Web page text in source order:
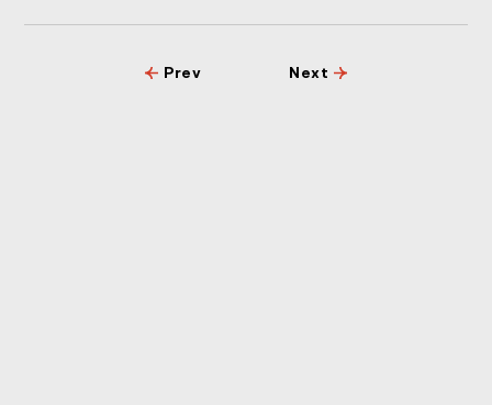
Prev Next